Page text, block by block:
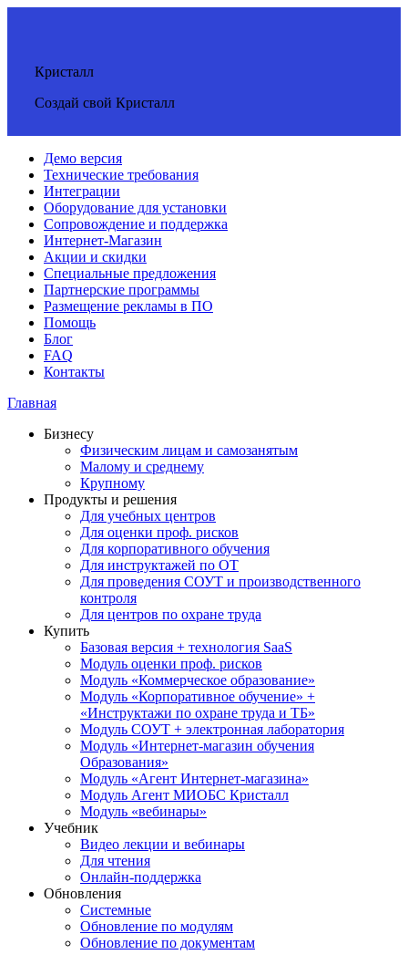
Кристалл
Создай свой Кристалл
Демо версия
Технические требования
Интеграции
Оборудование для установки
Сопровождение и поддержка
Интернет-Магазин
Акции и скидки
Специальные предложения
Партнерские программы
Размещение рекламы в ПО
Помощь
Блог
FAQ
Контакты
Главная
Бизнесу
Физическим лицам и самозанятым
Малому и среднему
Крупному
Продукты и решения
Для учебных центров
Для оценки проф. рисков
Для корпоративного обучения
Для инструктажей по ОТ
Для проведения СОУТ и производственного
контроля
Для центров по охране труда
Купить
Базовая версия + технология SaaS
Модуль оценки проф. рисков
Модуль «Коммерческое образование»
Модуль «Корпоративное обучение» +
«Инструктажи по охране труда и ТБ»
Модуль СОУТ + электронная лаборатория
Модуль «Интернет-магазин обучения
Образования»
Модуль «Агент Интернет-магазина»
Модуль Агент МИОБС Кристалл
Модуль «вебинары»
Учебник
Видео лекции и вебинары
Для чтения
Онлайн-поддержка
Обновления
Системные
Обновление по модулям
Обновление по документам